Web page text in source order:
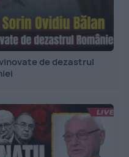
de dezastrul